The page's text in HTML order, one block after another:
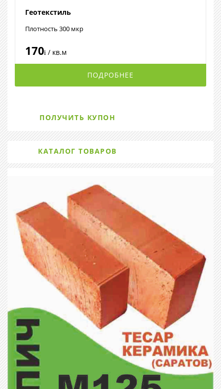
Геотекстиль
Плотность 300 мкр
170i / кв.м
ПОДРОБНЕЕ
ПОЛУЧИТЬ КУПОН
КАТАЛОГ ТОВАРОВ